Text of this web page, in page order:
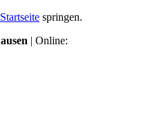
springen.
| Online: